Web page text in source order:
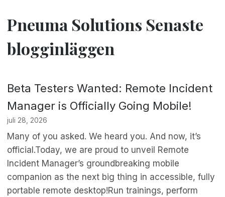
Pneuma Solutions Senaste
blogginläggen
Beta Testers Wanted: Remote Incident
Manager is Officially Going Mobile!
juli 28, 2026
Many of you asked. We heard you. And now, it’s
official.Today, we are proud to unveil Remote
Incident Manager’s groundbreaking mobile
companion as the next big thing in accessible, fully
portable remote desktop!Run trainings, perform